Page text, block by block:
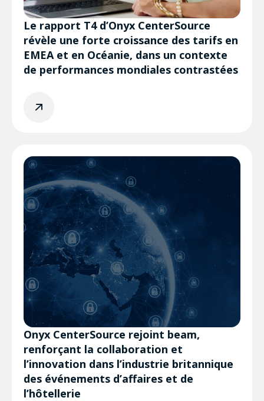
Le rapport T4 d’Onyx CenterSource
révèle une forte croissance des tarifs en
EMEA et en Océanie, dans un contexte
de performances mondiales contrastées
Onyx CenterSource rejoint beam,
renforçant la collaboration et
l’innovation dans l’industrie britannique
des événements d’affaires et de
l’hôtellerie